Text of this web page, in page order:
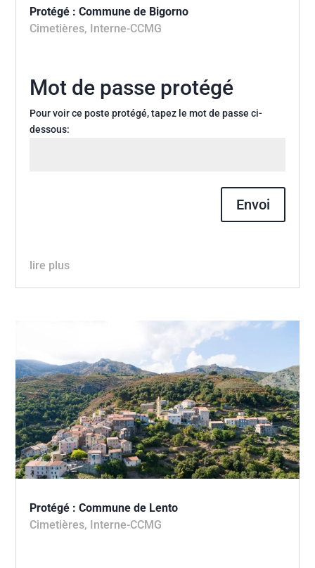
Protégé : Commune de Bigorno
Cimetières, Interne-CCMG
Mot de passe protégé
Pour voir ce poste protégé, tapez le mot de passe ci-
dessous:
Envoi
lire plus
Protégé : Commune de Lento
Cimetières, Interne-CCMG